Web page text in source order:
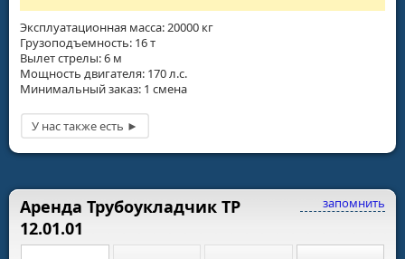
Эксплуатационная масса: 20000 кг
Грузоподъемность: 16 т
Вылет стрелы: 6 м
Мощность двигателя: 170 л.с.
Минимальный заказ: 1 смена
запомнить
Аренда Трубоукладчик ТР
12.01.01